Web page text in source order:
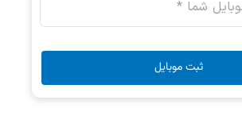
ثبت موبایل